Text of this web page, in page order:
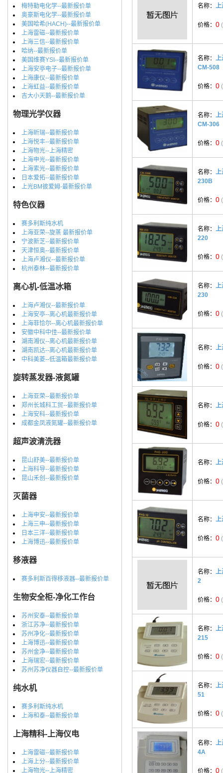
梅特勒电化学--最新报价单
奥豪斯电化学--最新报价单
美国哈希(HACH)--最新报价单
上海雷磁--最新报价单
上海三信--最新报价单
哈纳--最新报价单
美国维赛YSI--最新报价单
上海安亭电子--最新报价单
上海康仪--最新报价单
上海虹益--最新报价单
吉大小天鹅--最新报价单
物理光学仪器
上海昕瑞--最新报价单
上海悦丰--最新报价单
上海物光--上海精密
上海申光--最新报价单
上海索光--最新报价单
日本爱拓--最新报价单
上光BM彼爱姆-最新报价单
特色仪器
赛多利斯纯水机
上海亚荣--旋蒸 最新报价单
宁波新芝--最新报价单
天津恒奥--最新报价单
上海卢湘仪--最新报价单
杭州泰林--最新报价单
离心机-低温冰箱
上海卢湘仪--最新报价单
上海安亭--离心机最新报价单
上海菲恰尔--离心机最新报价单
安徽中科中佳--最新报价单
湖南湘仪--离心机最新报价单
湖南凯达--离心机最新报价单
中科美菱--低温箱最新报价单
旋转蒸发器-液氮罐
上海亚荣--最新报价单
郑州长城科工贸--最新报价单
上海安科--最新报价单
成都金凤液氮罐--最新报价单
超声波清洗器
昆山舒美--最新报价单
上海科导--最新报价单
昆山禾创--最新报价单
灭菌器
上海申安--最新报价单
上海三申--最新报价单
日本三洋--最新报价单
上海博迅--最新报价单
移液器
赛多利斯百得移液器--最新报价单
生物安全柜-净化工作台
苏州安泰--最新报价单
浙江苏净--最新报价单
苏州净化--最新报价单
上海博迅--最新报价单
苏州金净--最新报价单
上海瑞宏--最新报价单
苏州苏净仪器自控--最新报价单
纯水机
赛多利斯纯水机
上海和泰--最新报价单
上海精科-上海仪电
上海雷磁--最新报价单
上海上分--最新报价单
上海物光--上海精密
名称： 上
价格： 0
名称： 上
CM-508
价格： 0
名称： 上
CM-306
价格： 0
名称： 上
230B
价格： 0
名称： 上
220
价格： 0
名称： 上
230
价格： 0
名称： 上
价格： 0
名称： 上
价格： 0
名称： 上
价格： 0
名称： 上
价格： 0
名称： 上
2
价格： 0
名称： 上
215
价格： 0
名称： 上
51
价格： 0
名称： 上
4A
价格： 0